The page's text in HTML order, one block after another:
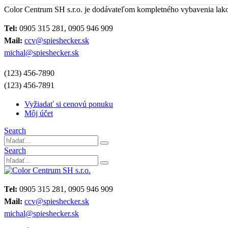
Color Centrum SH s.r.o. je dodávateľom kompletného vybavenia
Tel: 0905 315 281, 0905 946 909
Mail: ccv@spieshecker.sk
michal@spieshecker.sk
(123) 456-7890
(123) 456-7891
Vyžiadať si cenovú ponuku
Môj účet
Search
Search
Tel: 0905 315 281, 0905 946 909
Mail: ccv@spieshecker.sk
michal@spieshecker.sk